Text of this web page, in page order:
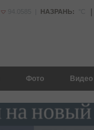
НАЗРАНЬ:
Фото Видео